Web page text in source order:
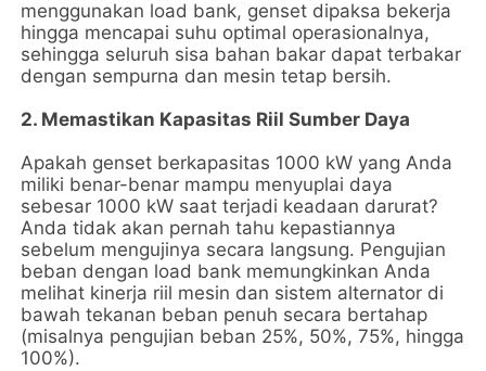
menggunakan load bank, genset dipaksa bekerja
hingga mencapai suhu optimal operasionalnya,
sehingga seluruh sisa bahan bakar dapat terbakar
dengan sempurna dan mesin tetap bersih.
2. Memastikan Kapasitas Riil Sumber Daya
Apakah genset berkapasitas 1000 kW yang Anda
miliki benar-benar mampu menyuplai daya
sebesar 1000 kW saat terjadi keadaan darurat?
Anda tidak akan pernah tahu kepastiannya
sebelum mengujinya secara langsung. Pengujian
beban dengan load bank memungkinkan Anda
melihat kinerja riil mesin dan sistem alternator di
bawah tekanan beban penuh secara bertahap
(misalnya pengujian beban 25%, 50%, 75%, hingga
100%).